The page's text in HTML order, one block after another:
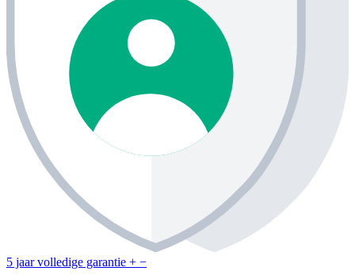
5 jaar volledige garantie + −